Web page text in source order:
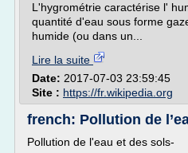
L'hygrométrie caractérise l'
quantité d'eau sous forme
humide (ou dans un...
Lire la suite
Date: 2017-07-03 23:59:45
Site : https://fr.wikipedia.org
french: Pollution de
Pollution de l'eau et des sols-